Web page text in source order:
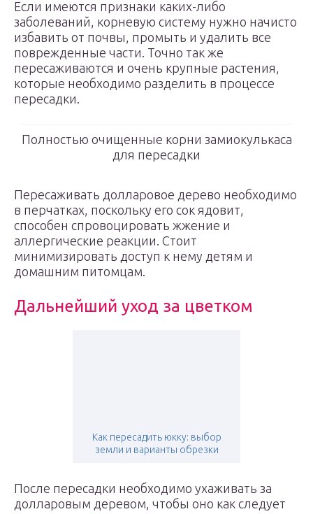
Если имеются признаки каких-либо
заболеваний, корневую систему нужно начисто
избавить от почвы, промыть и удалить все
поврежденные части. Точно так же
пересаживаются и очень крупные растения,
которые необходимо разделить в процессе
пересадки.
Полностью очищенные корни замиокулькаса
для пересадки
Пересаживать долларовое дерево необходимо
в перчатках, поскольку его сок ядовит,
способен спровоцировать жжение и
аллергические реакции. Стоит
минимизировать доступ к нему детям и
домашним питомцам.
Дальнейший уход за цветком
Как пересадить юкку: выбор
земли и варианты обрезки
После пересадки необходимо ухаживать за
долларовым деревом, чтобы оно как следует